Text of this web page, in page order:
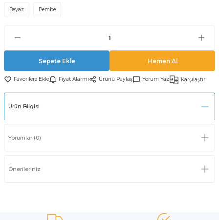
Beyaz Pembe
Sepete Ekle Hemen Al
Fiyat Alarmı Ürünü Paylaş Yorum Yaz Karşılaştır
Ürün Bilgisi
Yorumlar (0)
Önerileriniz